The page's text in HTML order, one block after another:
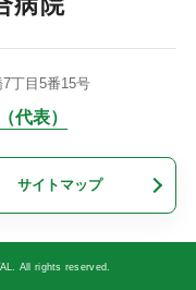
丁目5番15号
代表）
サイトマップ
All rights reserved.